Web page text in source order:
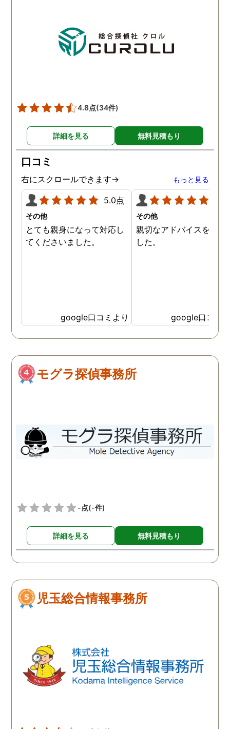
4.8点(34件)
詳細を見る 無料見積もり
口コミ
右にスクロールできます→ もっと見る
5.0点
その他
とても親身になって対応し
てくださいました。
google口コミより
その他
親切なアドバイスを頂き
した。
google口コミ
モグラ探偵事務所
-点(-件)
詳細を見る 無料見積もり
児玉総合情報事務所